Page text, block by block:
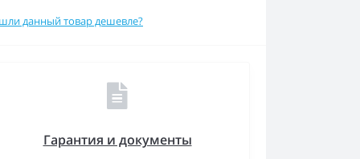
данный товар дешевле?
Гарантия и документы